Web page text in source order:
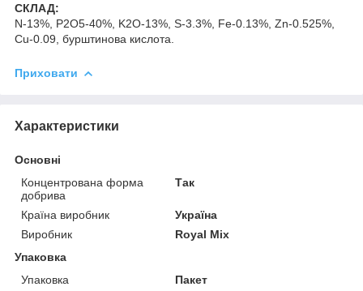
СКЛАД:
N-13%, P2O5-40%, K2O-13%, S-3.3%, Fe-0.13%, Zn-0.525%,
Cu-0.09, бурштинова кислота.
Приховати
Характеристики
Основні
Концентрована форма
добрива
Так
Країна виробник
Україна
Виробник
Royal Mix
Упаковка
Упаковка
Пакет